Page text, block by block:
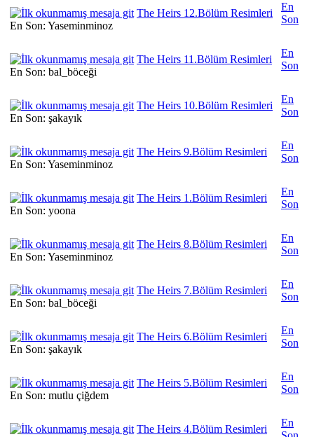
The Heirs 12.Bölüm Resimleri
En Son: Yaseminminoz
En
Son
The Heirs 11.Bölüm Resimleri
En Son: bal_böceği
En
Son
The Heirs 10.Bölüm Resimleri
En Son: şakayık
En
Son
The Heirs 9.Bölüm Resimleri
En Son: Yaseminminoz
En
Son
The Heirs 1.Bölüm Resimleri
En Son: yoona
En
Son
The Heirs 8.Bölüm Resimleri
En Son: Yaseminminoz
En
Son
The Heirs 7.Bölüm Resimleri
En Son: bal_böceği
En
Son
The Heirs 6.Bölüm Resimleri
En Son: şakayık
En
Son
The Heirs 5.Bölüm Resimleri
En Son: mutlu çiğdem
En
Son
The Heirs 4.Bölüm Resimleri
En